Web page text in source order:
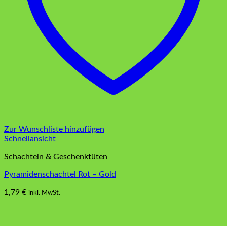
Zur Wunschliste hinzufügen
Schnellansicht
Schachteln & Geschenktüten
Pyramidenschachtel Rot – Gold
1,79 € inkl. MwSt.